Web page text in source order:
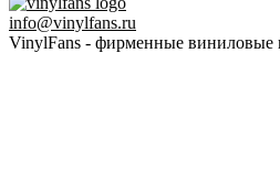
info@vinylfans.ru
VinylFans - фирменные